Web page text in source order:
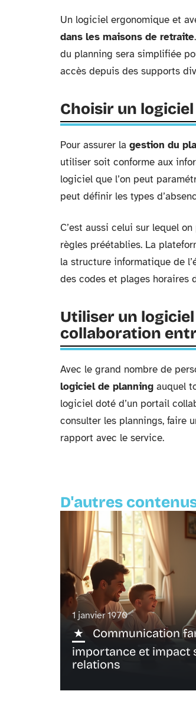
Un logiciel ergonomique et
dans les maisons de retraite
du planning sera simplifiée
accès depuis des supports
Choisir un
Pour assurer la gestion du
utiliser soit conforme aux
logiciel que l’on peut
peut définir les types
C’est aussi celui sur lequel
règles préétablies. La
la structure informatique de
des codes et plages horaires
Utiliser un
collaboration
Avec le grand nombre de
logiciel de planning auquel
logiciel doté d’un portail
consulter les plannings, faire
rapport avec le service.
D'autres
1 janvier 1970
Communication
importance et impact
relations